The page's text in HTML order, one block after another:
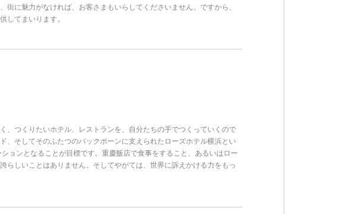
に魅力がなければ、お客さまもいらしてくださいません。ですから、
してまいります。
、つくりたいホテル、レストランを、自分たちの手でつくっていくので
、そしてそのふたつのバックボーンに支えられたローズホテル横浜とい
ョンとなることが目標です。重慶飯店で食事をすること、あるいはロー
らしいことはありません。そしてやがては、世界に訴えかける力をもっ